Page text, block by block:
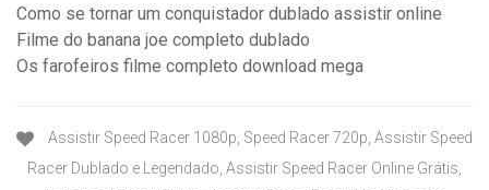
Como se tornar um conquistador dublado assistir online
Filme do banana joe completo dublado
Os farofeiros filme completo download mega
Assistir Speed Racer 1080p, Speed Racer 720p, Assistir Speed
Racer Dublado e Legendado, Assistir Speed Racer Online Grátis,